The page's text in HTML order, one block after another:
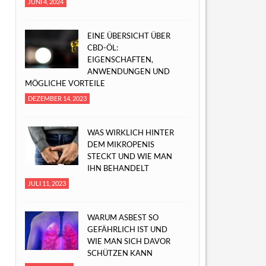
EINE ÜBERSICHT ÜBER
CBD-ÖL:
EIGENSCHAFTEN,
ANWENDUNGEN UND
MÖGLICHE VORTEILE
DEZEMBER 14, 2023
WAS WIRKLICH HINTER
DEM MIKROPENIS
STECKT UND WIE MAN
IHN BEHANDELT
JULI 11, 2023
WARUM ASBEST SO
GEFÄHRLICH IST UND
WIE MAN SICH DAVOR
SCHÜTZEN KANN